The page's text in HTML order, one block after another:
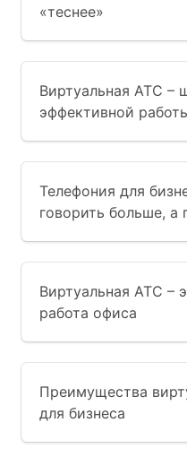
«теснее»
Виртуальная АТС –
эффективной
Телефония для
говорить больше, а
Виртуальная АТС –
работа офиса
Преимущества
для бизнеса